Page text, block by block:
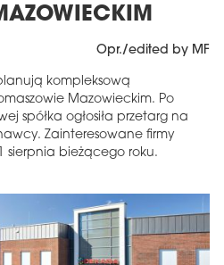
Opr./edited by MF
kompleksową
Mazowieckim. Po
spółka ogłosiła przetarg na
Zainteresowane firmy
sierpnia bieżącego roku.